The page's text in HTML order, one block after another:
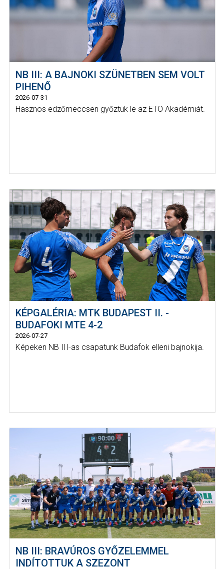
NB III: A BAJNOKI SZÜNETBEN SEM VOLT
PIHENŐ
2026-07-31
Hasznos edzőmeccsen győztük le az ETO Akadémiát.
KÉPGALÉRIA: MTK BUDAPEST II. -
BUDAFOKI MTE 4-2
2026-07-27
Képeken NB III-as csapatunk Budafok elleni bajnokija.
NB III: BRAVÚROS GYŐZELEMMEL
INDÍTOTTUK A SZEZONT